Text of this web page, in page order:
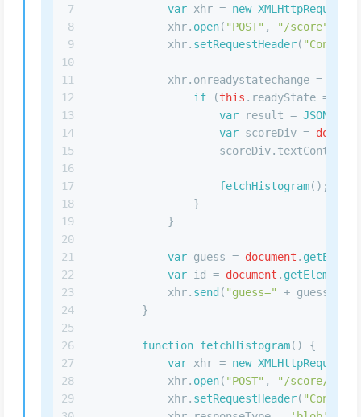
7
8
9
10
11
12
13
14
15
16
17
18
19
20
21
22
23
24
25
26
27
28
29
var xhr = new XMLHttpRequest
            xhr.
open( "POST" , "/score"
            xhr.
setRequestHeader(
            xhr.
onreadystatechange =
if (this . readyState ===
var result = JSON
var scoreDiv =
                    scoreDiv.
textContent
fetchHistogram();
                }
            }
var guess = document .
var id = document .
            xhr.
send ( "guess=" + guess +
        }
function fetchHistogram( ) {
var xhr = new XMLHttpRequest
            xhr.
open( "POST" ,
"/score/
            xhr.
setRequestHeader(